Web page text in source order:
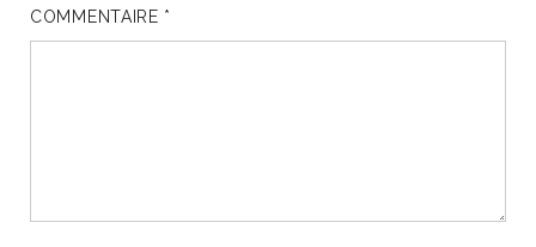
COMMENTAIRE *